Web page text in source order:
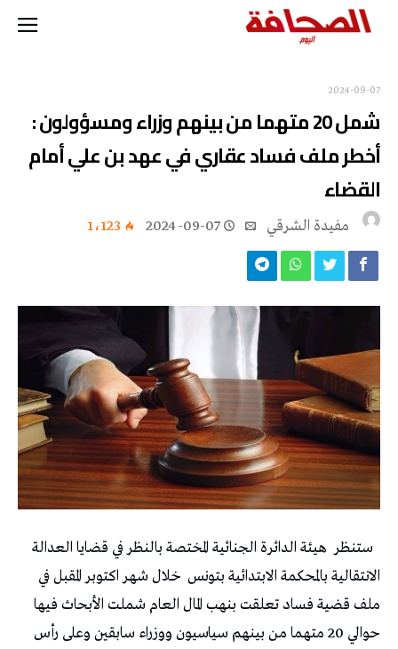
2024-09-07
شمل 20 متهما من بينهم وزراء ومسؤولون :
أخطر ملف فساد عقاري في عهد بن علي أمام
القضاء
مفيدة الشرقي 2024-09-07 1٬123
ستنظر هيئة الدائرة الجنائية المختصة بالنظر في قضايا العدالة
الانتقالية بالمحكمة الابتدائية بتونس خلال شهر اكتوبر المقبل في
ملف قضية فساد تعلقت بنهب المال العام شملت الأبحاث فيها
حوالي 20 متهما من بينهم سياسيون ووزراء سابقين وعلى رأس